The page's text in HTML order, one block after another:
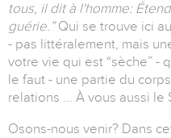
tous, il dit à l'homme:
guérie.”Qui se trouve ici
- pas littéralement, mais
votre vie qui est “sèche” -
le faut - une partie du
relations ... À vous aussi le
Osons-nous venir? Dans